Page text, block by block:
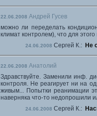
22.06.2008 Андрей Гусев
можно ли переделать
климат контролем), что для
24.06.2008 Сергей К.: Не
22.06.2008 Анатолий
Здравствуйте. Заменили инф.
контроля. Не реагирует ни на
живым... Попытки реанимации
наверняка что-то недопрошили
24.06.2008 Сергей К.: